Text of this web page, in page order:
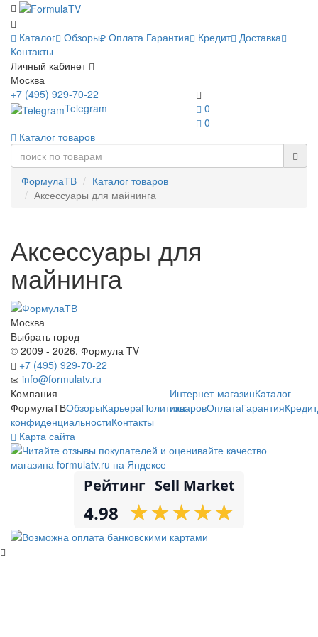
Каталог Обзоры Оплата Гарантия Кредит Доставка
Контакты
Личный кабинет
Москва
0
0
+7 (495) 929-70-22
Telegram
Каталог товаров
ФормулаТВ
Каталог товаров
Аксессуары для майнинга
Аксессуары для
майнинга
Москва
Выбрать город
© 2009 - 2026. Формула TV
+7 (495) 929-70-22
info@formulatv.ru
Компания
ФормулаТВОбзорыКарьераПолитика
конфиденциальностиКонтакты
Интернет-магазинКаталог
товаровОплатаГарантияКредит
Карта сайта
Рейтинг Sell Market
4.98 ★
★★
★★
★★
★★
★